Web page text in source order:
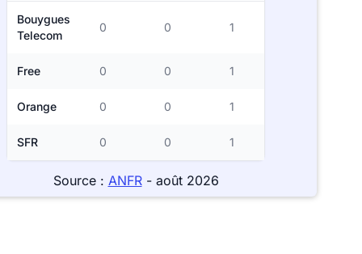
Bouygues
Telecom
0 0 1
Free 0 0 1
Orange 0 0 1
SFR 0 0 1
Source : ANFR- août 2026